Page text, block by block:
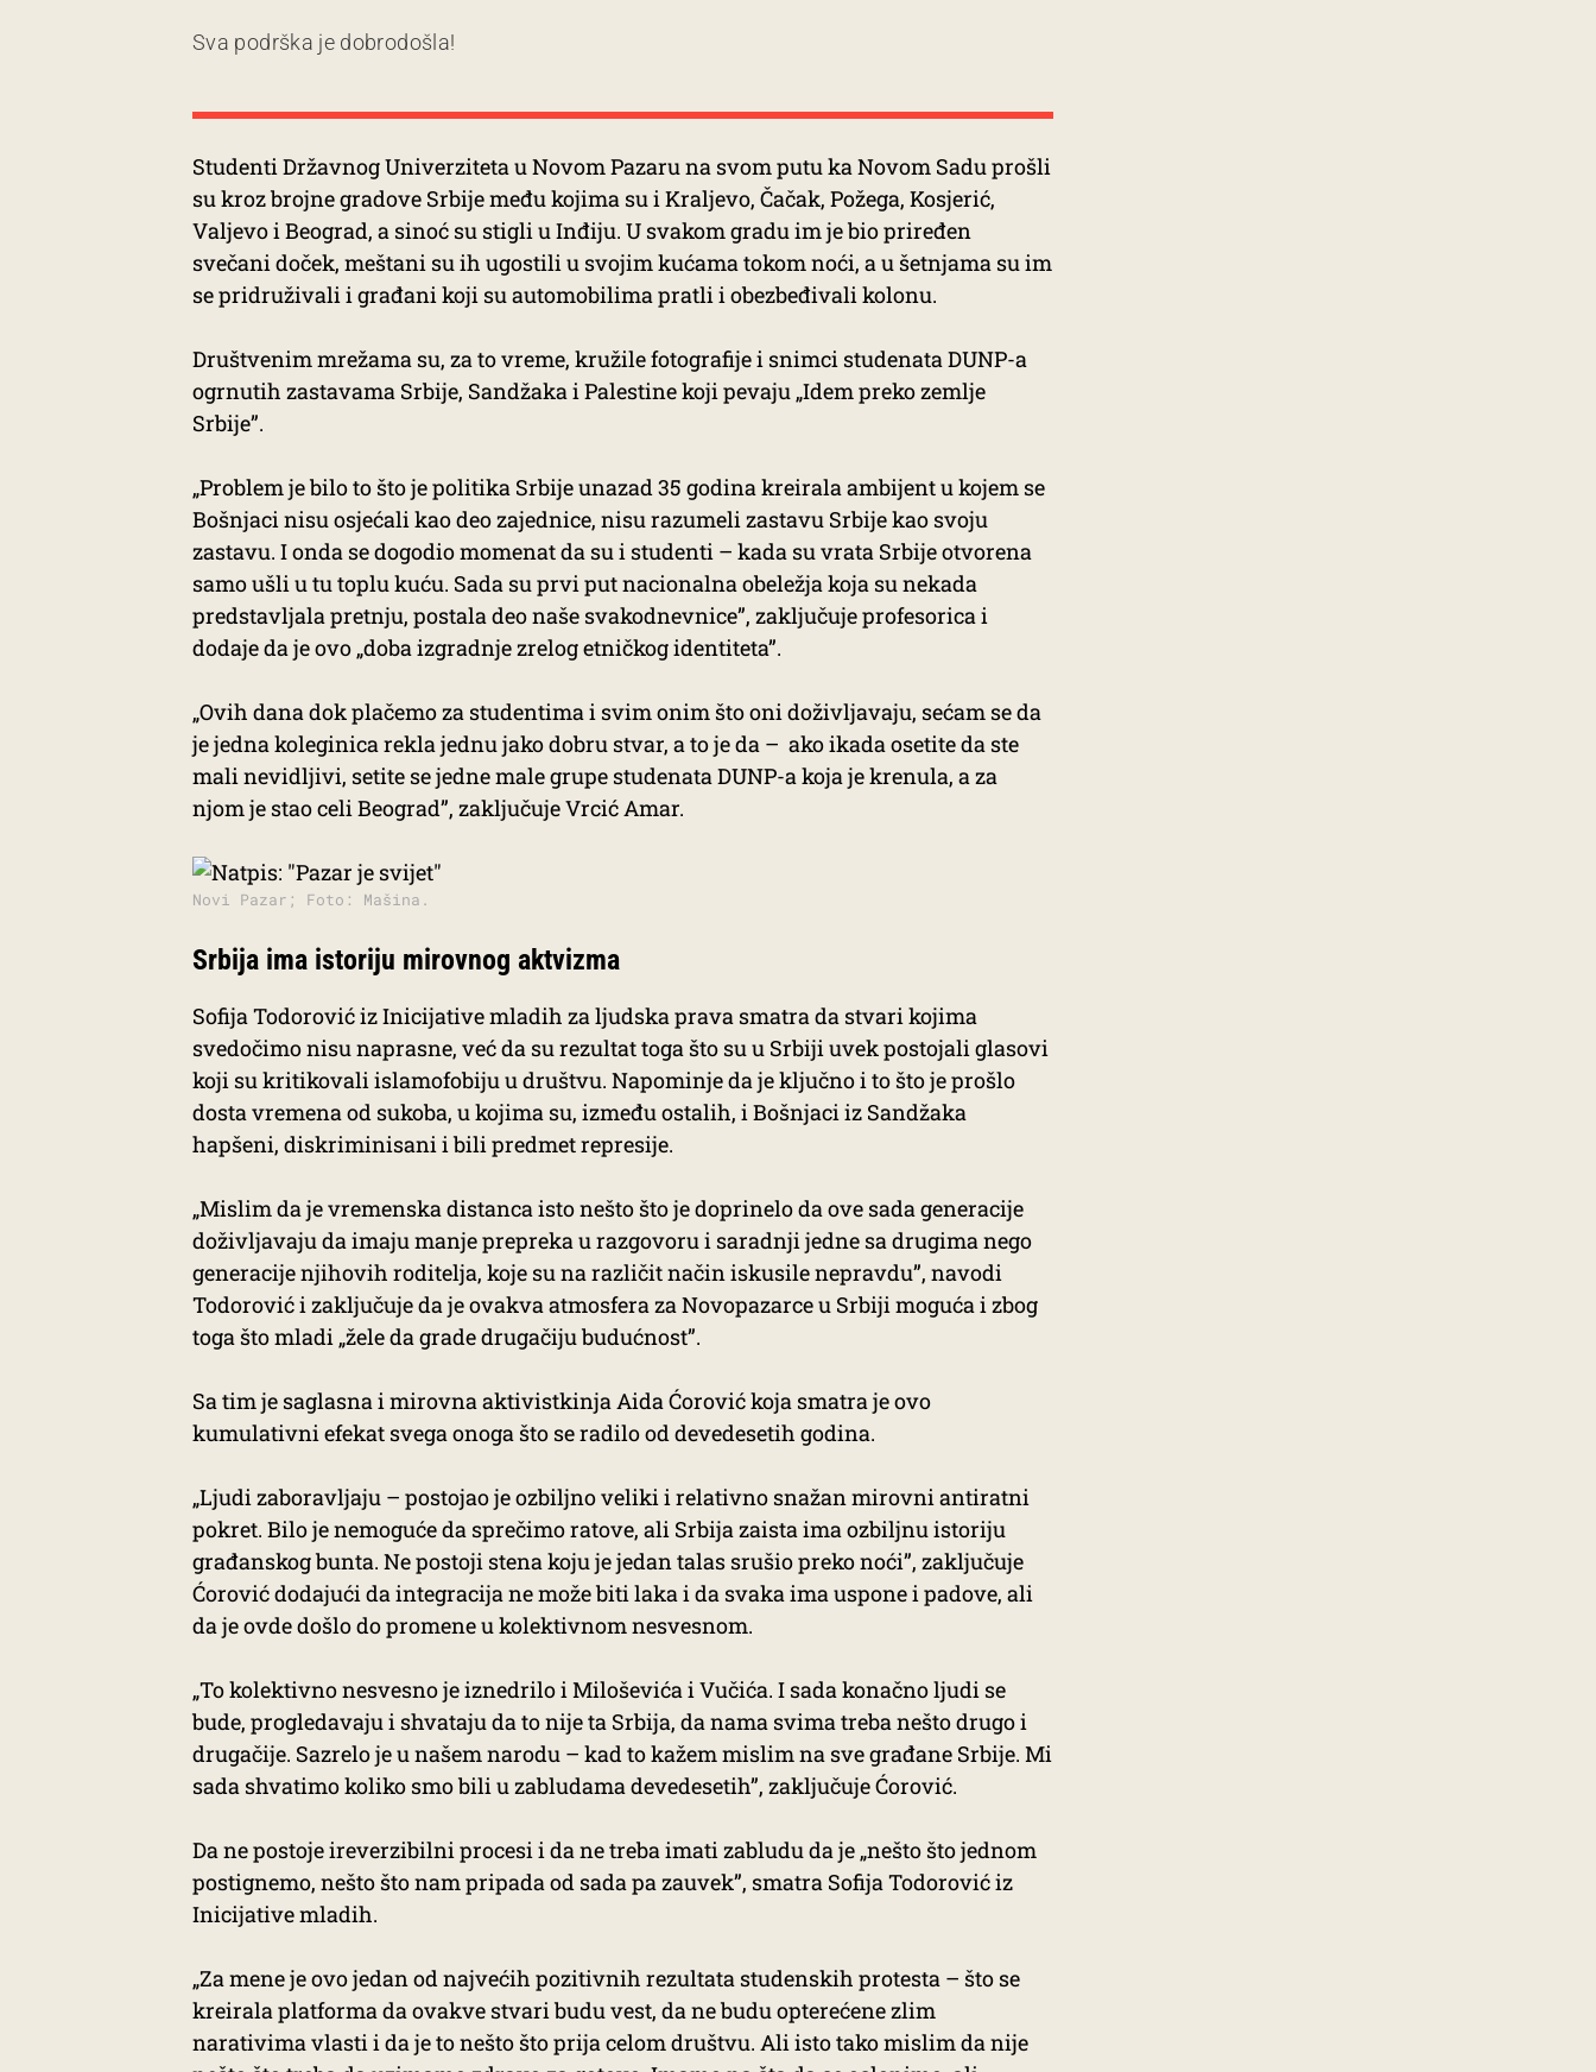
Sva podrška je dobrodošla!
Studenti Državnog Univerziteta u Novom Pazaru na svom putu ka Novom Sadu prošli
su kroz brojne gradove Srbije među kojima su i Kraljevo, Čačak, Požega, Kosjerić,
Valjevo i Beograd, a sinoć su stigli u Inđiju. U svakom gradu im je bio priređen
svečani doček, meštani su ih ugostili u svojim kućama tokom noći, a u šetnjama su im
se pridruživali i građani koji su automobilima pratli i obezbeđivali kolonu.
Društvenim mrežama su, za to vreme, kružile fotografije i snimci studenata DUNP-a
ogrnutih zastavama Srbije, Sandžaka i Palestine koji pevaju „Idem preko zemlje
Srbije”.
„Problem je bilo to što je politika Srbije unazad 35 godina kreirala ambijent u kojem se
Bošnjaci nisu osjećali kao deo zajednice, nisu razumeli zastavu Srbije kao svoju
zastavu. I onda se dogodio momenat da su i studenti – kada su vrata Srbije otvorena
samo ušli u tu toplu kuću. Sada su prvi put nacionalna obeležja koja su nekada
predstavljala pretnju, postala deo naše svakodnevnice”, zaključuje profesorica i
dodaje da je ovo „doba izgradnje zrelog etničkog identiteta”.
„Ovih dana dok plačemo za studentima i svim onim što oni doživljavaju, sećam se da
je jedna koleginica rekla jednu jako dobru stvar, a to je da – ako ikada osetite da ste
mali nevidljivi, setite se jedne male grupe studenata DUNP-a koja je krenula, a za
njom je stao celi Beograd”, zaključuje Vrcić Amar.
Novi Pazar; Foto: Mašina.
Srbija ima istoriju mirovnog aktvizma
Sofija Todorović iz Inicijative mladih za ljudska prava smatra da stvari kojima
svedočimo nisu naprasne, već da su rezultat toga što su u Srbiji uvek postojali glasovi
koji su kritikovali islamofobiju u društvu. Napominje da je ključno i to što je prošlo
dosta vremena od sukoba, u kojima su, između ostalih, i Bošnjaci iz Sandžaka
hapšeni, diskriminisani i bili predmet represije.
„Mislim da je vremenska distanca isto nešto što je doprinelo da ove sada generacije
doživljavaju da imaju manje prepreka u razgovoru i saradnji jedne sa drugima nego
generacije njihovih roditelja, koje su na različit način iskusile nepravdu”, navodi
Todorović i zaključuje da je ovakva atmosfera za Novopazarce u Srbiji moguća i zbog
toga što mladi „žele da grade drugačiju budućnost”.
Sa tim je saglasna i mirovna aktivistkinja Aida Ćorović koja smatra je ovo
kumulativni efekat svega onoga što se radilo od devedesetih godina.
„Ljudi zaboravljaju – postojao je ozbiljno veliki i relativno snažan mirovni antiratni
pokret. Bilo je nemoguće da sprečimo ratove, ali Srbija zaista ima ozbiljnu istoriju
građanskog bunta. Ne postoji stena koju je jedan talas srušio preko noći”, zaključuje
Ćorović dodajući da integracija ne može biti laka i da svaka ima uspone i padove, ali
da je ovde došlo do promene u kolektivnom nesvesnom.
„To kolektivno nesvesno je iznedrilo i Miloševića i Vučića. I sada konačno ljudi se
bude, progledavaju i shvataju da to nije ta Srbija, da nama svima treba nešto drugo i
drugačije. Sazrelo je u našem narodu – kad to kažem mislim na sve građane Srbije. Mi
sada shvatimo koliko smo bili u zabludama devedesetih”, zaključuje Ćorović.
Da ne postoje ireverzibilni procesi i da ne treba imati zabludu da je „nešto što jednom
postignemo, nešto što nam pripada od sada pa zauvek”, smatra Sofija Todorović iz
Inicijative mladih.
„Za mene je ovo jedan od najvećih pozitivnih rezultata studenskih protesta – što se
kreirala platforma da ovakve stvari budu vest, da ne budu opterećene zlim
narativima vlasti i da je to nešto što prija celom društvu. Ali isto tako mislim da nije